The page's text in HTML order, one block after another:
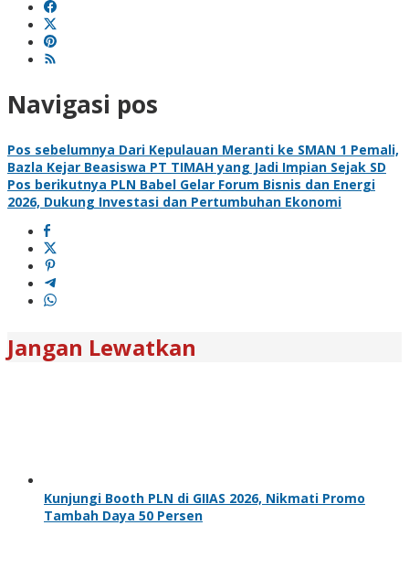
Navigasi pos
Pos sebelumnya Dari Kepulauan Meranti ke SMAN 1 Pemali,
Bazla Kejar Beasiswa PT TIMAH yang Jadi Impian Sejak SD
Pos berikutnya PLN Babel Gelar Forum Bisnis dan Energi
2026, Dukung Investasi dan Pertumbuhan Ekonomi
Jangan Lewatkan
Kunjungi Booth PLN di GIIAS 2026, Nikmati Promo
Tambah Daya 50 Persen